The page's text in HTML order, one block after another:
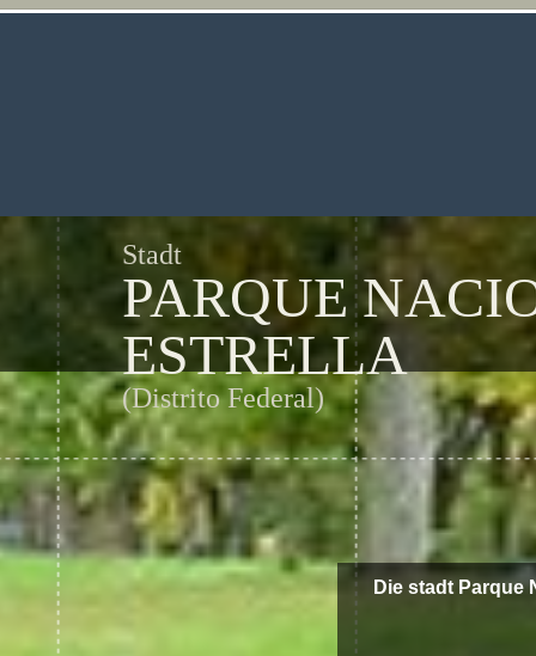
Stadt
PARQUE
ESTRELLA
(Distrito Federal)
Die stadt Parque